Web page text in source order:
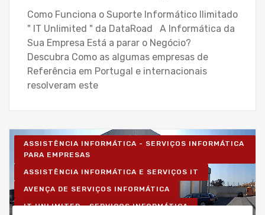
Como Funciona o Suporte Informático Ilimitado
" IT Unlimited " da DataRoad A Informática da
Sua Empresa Está a parar o Negócio?
Descubra Como as algumas empresas de
Referência em Portugal e internacionais
resolveram este
ASSISTÊNCIA INFORMÁTICA - SERVIÇOS INFORMÁTICA
PARA EMPRESAS
ASSISTÊNCIA INFORMÁTICA E SERVIÇOS IT
AVENÇA DE SERVIÇOS INFORMÁTICA
IT UNLIMITED - SERVIÇOS INFORMÁTICA